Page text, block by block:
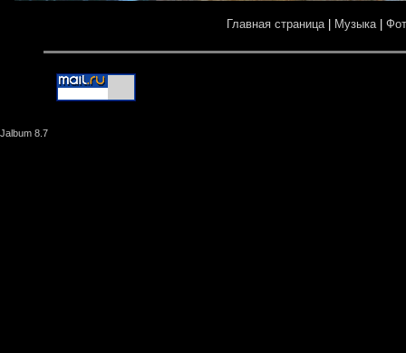
Главная страница| Музыка|
Jalbum 8.7